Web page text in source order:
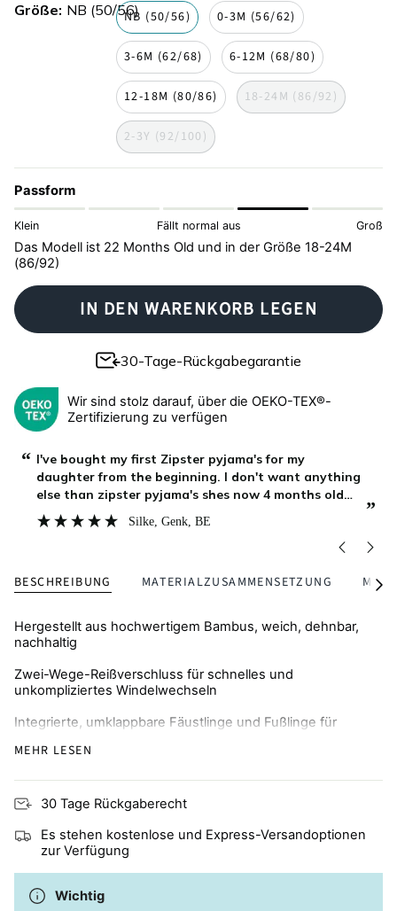
Größe NB (50/56)NB (50/56) 0-3M (56/62)
3-6M (62/68) 6-12M (68/80)
12-18M (80/86) 18-24M (86/92)
2-3Y (92/100)
Passform
Klein Fällt normal aus Groß
Das Modell ist 22 Months Old und in der Größe 18-24M
(86/92)
IN DEN WARENKORB LEGEN
30-Tage-Rückgabegarantie
Wir sind stolz darauf, über die OEKO-TEX®-
Zertifizierung zu verfügen
“
”
Zipster is our favourite brand, for over an year our
baby boy is growing with their clothing, it is lasting
long, stays soft after as many washings as we do,
and my boy continue to enjoy it at home while
playing, outside on a walk or during bed time. We
Asya, Burgas, BG
BESCHREIBUNG MATERIALZUSAMMENSETZUNG Alle
Hergestellt aus hochwertigem Bambus, weich, dehnbar,
nachhaltig
Zwei-Wege-Reißverschluss für schnelles und
unkompliziertes Windelwechseln
Integrierte, umklappbare Fäustlinge und Fußlinge für
neigende Haut
MEHR LESEN
30 Tage Rückgaberecht
Es stehen kostenlose und Express-Versandoptionen
zur Verfügung
Wichtig